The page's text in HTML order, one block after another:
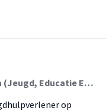
van der Zwet, Sanne; Geveke, Carla (Jeugd, Educatie En Samenleving); Steenbeek, Henderien (Diversiteit In Leren En Gedrag)
op